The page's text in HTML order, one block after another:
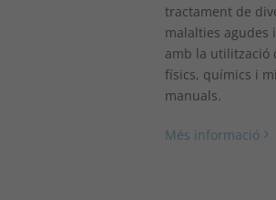
tractament de
malalties agudes
amb la utilització
físics, químics i
manuals.
Més informació